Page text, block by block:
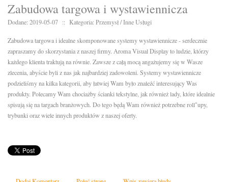
Zabudowa targowa i wystawiennicza
Dodane: 2019-05-07 :: Kategoria: Przemysł / Inne Usługi
Zabudowa targowa i idealne skomponowane systemy wystawiennicze - serdecznie
zapraszamy do skorzystania z naszej firmy. Aroma Visual Display to ludzie, którzy
każdego klienta traktują na równie. Zawsze z całą mocą angażujemy się w Wasze
zlecenia, abyście byli z nas jak najbardziej zadowoleni. Systemy wystawiennicze
podzieliśmy na kilka kategorii, aby łatwiej Wam było znaleźć interesujący Was
produkty. Polecamy Wam chociażby ścianki tekstylne, jak również lady, które idealnie
spisują się na targach branżowych. Do tego będą Wam również potrzebne roll"upy,
trybunki oraz wiele innych produktów z naszej oferty.